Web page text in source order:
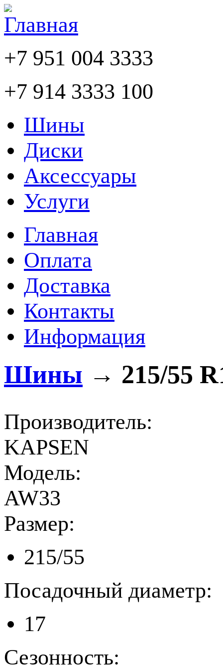
+7 951 004 3333
+7 914 3333 100
Шины
Диски
Аксессуары
Услуги
Главная
Оплата
Доставка
Контакты
Информация
Шины → 215/55
Производитель:
KAPSEN
Модель:
AW33
Размер:
215/55
Посадочный диаметр:
17
Сезонность: